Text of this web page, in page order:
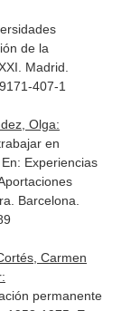
de la
. Madrid.
407-1
Olga:
en
En: Experiencias
. Barcelona.
Carmen
permanente